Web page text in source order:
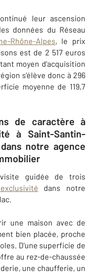
leur ascension
données du Réseau
Rhône-Alpes, le prix
est de 2 517 euros
moyen d'acquisition
s'élève donc à 296
moyenne de 119,7
de caractère à
à Saint-Santin-
notre agence
guidée de trois
dans notre
une maison avec de
bien placée, proche
D'une superficie de
au rez-de-chaussée
une chaufferie, un